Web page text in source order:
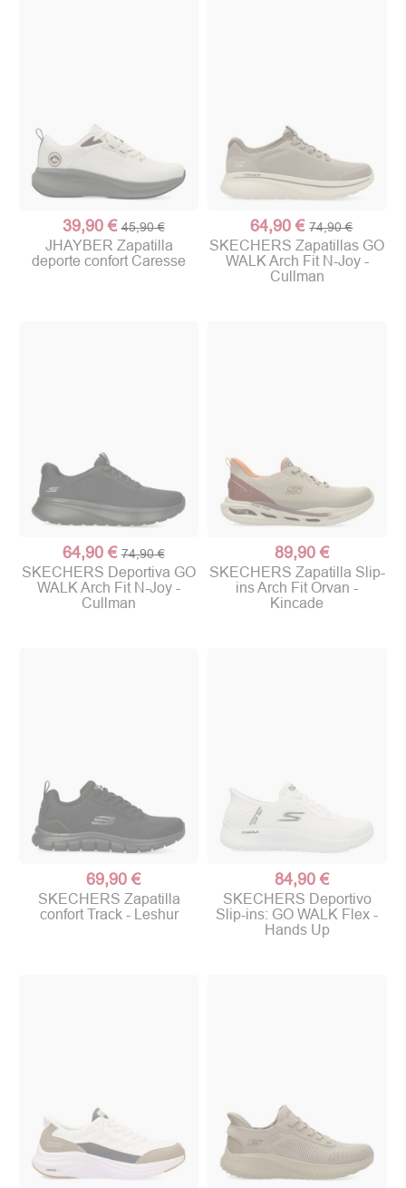
39,90 € 45,90 €
JHAYBER Zapatilla
deporte confort Caresse
64,90 € 74,90 €
SKECHERS Zapatillas GO
WALK Arch Fit N-Joy -
Cullman
64,90 € 74,90 €
SKECHERS Deportiva GO
WALK Arch Fit N-Joy -
Cullman
89,90 €
SKECHERS Zapatilla Slip-
ins Arch Fit Orvan -
Kincade
69,90 €
SKECHERS Zapatilla
confort Track - Leshur
84,90 €
SKECHERS Deportivo
Slip-ins: GO WALK Flex -
Hands Up